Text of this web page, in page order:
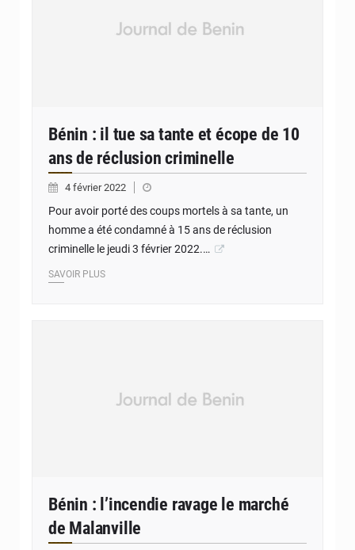
Bénin : il tue sa tante et écope de 10
ans de réclusion criminelle
4 février 2022
Pour avoir porté des coups mortels à sa tante, un
homme a été condamné à 15 ans de réclusion
criminelle le jeudi 3 février 2022.…
SAVOIR PLUS
Bénin : l’incendie ravage le marché
de Malanville